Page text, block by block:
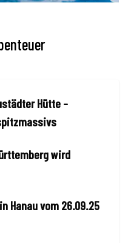
Hütte –
wird
Hanau vom 26.09.25